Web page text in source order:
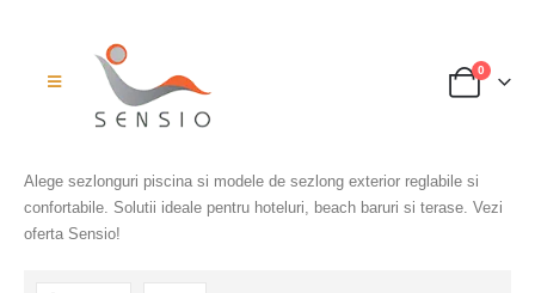
0
Alege sezlonguri piscina si modele de sezlong exterior reglabile si
confortabile. Solutii ideale pentru hoteluri, beach baruri si terase. Vezi
oferta Sensio!